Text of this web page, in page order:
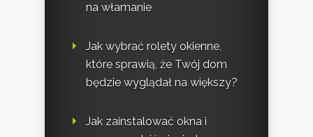
na włamanie
Jak wybrać rolety okienne,
które sprawią, że Twój dom
będzie wyglądał na większy?
Jak zainstalować okna i